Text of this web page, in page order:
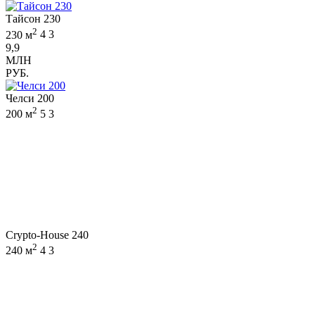
Тайсон 230
230 м2 4 3
9,9
МЛН
РУБ.
Челси 200
200 м2 5 3
Crypto-House 240
240 м2 4 3